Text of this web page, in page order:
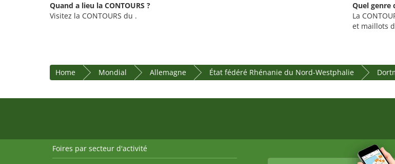
Quand a lieu la CONTOURS ?
Visitez la CONTOURS du .
Quel genre
La
et maillots
Home Mondial Allemagne État fédéré Rhénanie du Nord-Westphalie
Foires par secteur d'activité